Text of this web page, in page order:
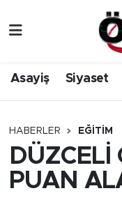
Asayiş Siyaset
HABERLER EĞITIM
DÜZCELİ
PUAN
Gündem
Sağlık & Çevre
Spor
Düzce
Düzce Hava
Düzce
Düzce Trafik